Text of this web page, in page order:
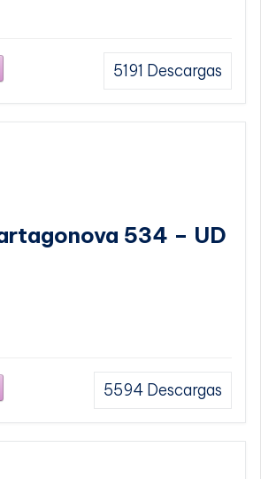
5191 Descargas
534 – UD
5594 Descargas